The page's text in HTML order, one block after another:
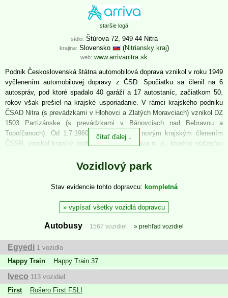
staršie logá
sídlo: Štúrova 72, 949 44 Nitra
krajina: Slovensko (Nitriansky kraj)
web: www.arrivanitra.sk
Podnik Československá štátna automobilová doprava vznikol v roku 1949
vyčlenením automobilovej dopravy z ČSD. Spočiatku sa členil na 6
autospráv, pod ktoré spadalo 40 garáží a 17 autostaníc, začiatkom 50.
rokov však prešiel na krajské usporiadanie.
V rámci krajského podniku
ČSAD Nitra (s prevádzkami v Hlohovci a Zlatých Moravciach) vznikol DZ
1503 Partizánske (s prevádzkami v Bánovciach nad Bebravou a
Topoľčanoch). Od 1.7.1960, v súvislosti s novým krajským členením
ČSSR, vznikol krajský podnik ČSAD Bratislava n. p., ktorého súčasťou
Pod ČSAD Nitra boli organizačne začlenené ešte prevádzky Vráble a
Zlaté Moravce, pod ČSAD Topoľčany prevádzky Bánovce nad Bebravou
V roku 1989 vznikli samostatné závodyČSAD Vráble(OZ 824) a
(OZ 823).
V roku 1993 došlo k osamostatneniu nákladnej dopravy do podnikov
podniku SAD Bratislava, z ktorého boli v roku 1996 vyčlenené
samostatné podnikySAD Nitra,SAD Topoľčany,SAD Zlaté Moravce
aSAD Vráble
V roku 1999 došlo k reorganizcáii (podniky SAD sa spojili do 17 väčších
celkov), k SAD Nitra sa pričlenili bývalý podnik SAD Vráble, SAD Zlaté
čítať ďalej
Vozidlový park
Stav evidencie tohto dopravcu kompletná
vypísať všetky vozidlá dopravcu
Autobusy 1567 vozidiel prehľad vozidiel
Egyedi 1 vozidlo
Happy Train
Happy Train 37
Iveco 113 vozidiel
First
Rošero First FSLI